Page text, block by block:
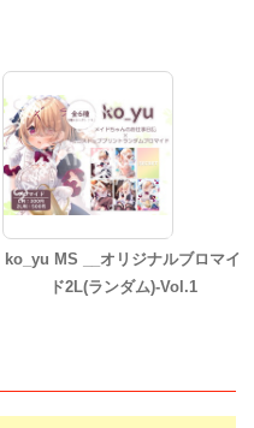
ko_yu MS __オリジナルブロマイ
ド2L(ランダム)-Vol.1